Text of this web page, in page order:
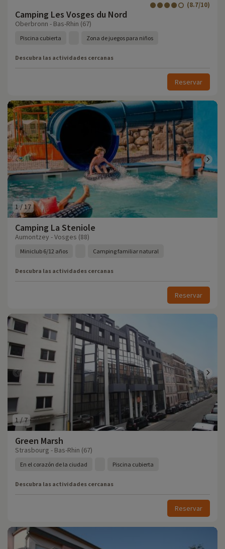
Camping Les Vosges du Nord
(8.7/10)
Oberbronn - Bas-Rhin (67)
Piscina cubierta Zona de juegos para niños
Descubra las actividades cercanas
Reservar
1 /17
Camping La Steniole
Aumontzey - Vosges (88)
Miniclub 6/12 años Camping familiar natural
Descubra las actividades cercanas
Reservar
1/7
Green Marsh
Strasbourg - Bas-Rhin (67)
En el corazón de la ciudad Piscina cubierta
Descubra las actividades cercanas
Reservar